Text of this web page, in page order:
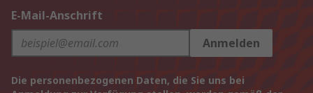
E-Mail-Anschrift
Anmelden
Die personenbezogenen Daten, die Sie uns bei